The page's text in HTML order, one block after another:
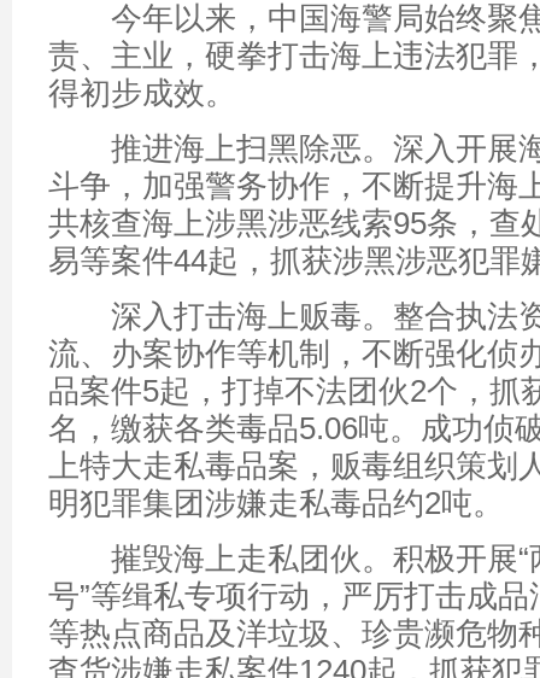
今年以来，中国海警局始终聚
责、主业，硬拳打击海上违法犯罪
得初步成效。
推进海上扫黑除恶。深入开展
斗争，加强警务协作，不断提升海
共核查海上涉黑涉恶线索95条，查
易等案件44起，抓获涉黑涉恶犯罪
深入打击海上贩毒。整合执法
流、办案协作等机制，不断强化侦
品案件5起，打掉不法团伙2个，抓
名，缴获各类毒品5.06吨。成功侦破
上特大走私毒品案，贩毒组织策划
明犯罪集团涉嫌走私毒品约2吨。
摧毁海上走私团伙。积极开展“
号”等缉私专项行动，严厉打击成
等热点商品及洋垃圾、珍贵濒危物
查货涉嫌走私案件1240起，抓获犯